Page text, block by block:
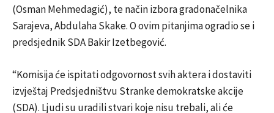
(Osman Mehmedagić), te način izbora gradonačelnika
Sarajeva, Abdulaha Skake. O ovim pitanjima ogradio se i
predsjednik SDA Bakir Izetbegović.
“Komisija će ispitati odgovornost svih aktera i dostaviti
izvještaj Predsjedništvu Stranke demokratske akcije
(SDA). Ljudi su uradili stvari koje nisu trebali, ali će